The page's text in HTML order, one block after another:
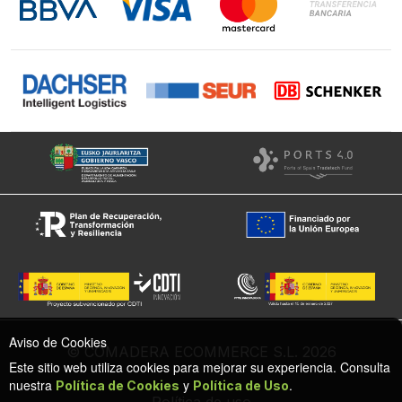
Facebook
© COMADERA ECOMMERCE S.L. 2026
Aviso de Cookies
Este sitio web utiliza cookies para mejorar su experiencia. Consulta
nuestra Política de Cookies y Política de Uso.